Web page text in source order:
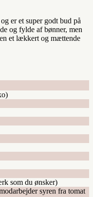
er et super godt bud på
og fylde af bønner, men
et lækkert og mættende
som du ønsker)
syren fra tomat